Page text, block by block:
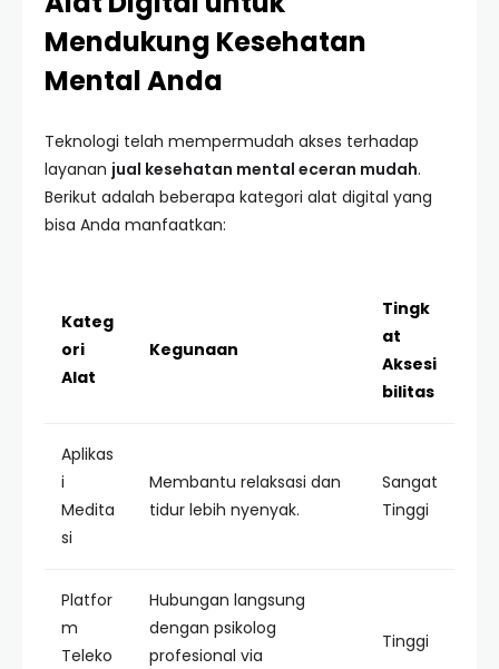
Mendukung Kesehatan
Mental Anda
Teknologi telah mempermudah akses terhadap
layanan jual kesehatan mental eceran mudah.
Berikut adalah beberapa kategori alat digital yang
bisa Anda manfaatkan:
Kateg
ori
Alat
Kegunaan
Tingk
at
Aksesi
bilitas
Aplikas
i
Medita
si
Membantu relaksasi dan
tidur lebih nyenyak.
Sangat
Tinggi
Platfor
m
Teleko
Hubungan langsung
dengan psikolog
profesional via
Tinggi